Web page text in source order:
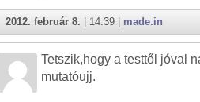
2012. február 8. | 14:39 | made.in
Tetszik,hogy a testtől jóval
mutatóujj.